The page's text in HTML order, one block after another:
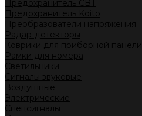
Предохранитель CBT
Предохранитель Koito
Преобразователи напряжения
Радар-детекторы
Коврики для приборной панели
Рамки для номера
Светильники
Сигналы звуковые
Воздушные
Электрические
Спецсигналы